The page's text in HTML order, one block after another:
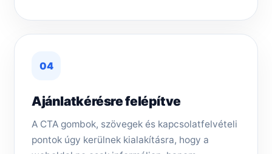
04
Ajánlatkérésre felépítve
A CTA gombok, szövegek és kapcsolatfelvételi
pontok úgy kerülnek kialakításra, hogy a